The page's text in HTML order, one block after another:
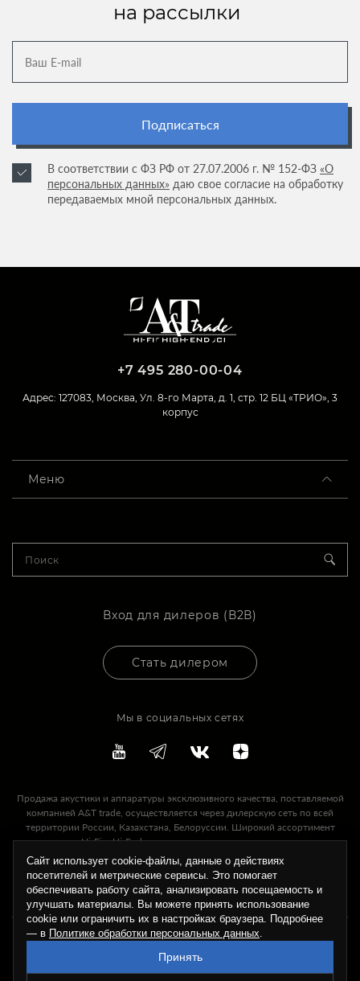
на рассылки
Подписаться
В соответствии с ФЗ РФ от 27.07.2006 г. № 152-ФЗ «О
персональных данных» даю свое согласие на обработку
передаваемых мной персональных данных.
+7 495 280-00-04
Адрес: 127083, Москва, Ул. 8-го Марта, д. 1, стр. 12 БЦ «ТРИО», 3
корпус
Меню
Вход для дилеров (В2В)
Стать дилером
Мы в социальных сетях
Продажа акустики и аппаратуры эксклюзивного качества, поставляемой
компанией A&T trade, осуществляется через дилерскую сеть по всей
территории России, Казахстана, Белоруссии. Широкий ассортимент
предлагаемых Hi-Fi и Hi-End акустических систем и аппаратуры, качество
ее звучания и надежность, а также высокий уровень технической
поддержки, сервисного и гарантийного обслуживания — это то, что A&T
Trade может предложить своим дилерам и покупателям.
Все права защищены, копирование материалов только с разрешения
администрации сайта.© A&T trade, 2025
Сайт использует cookie-файлы, данные о действиях
посетителей и метрические сервисы. Это помогает
обеспечивать работу сайта, анализировать посещаемость и
улучшать материалы. Вы можете принять использование
cookie или ограничить их в настройках браузера. Подробнее
— в Политике обработки персональных данных.
Принять